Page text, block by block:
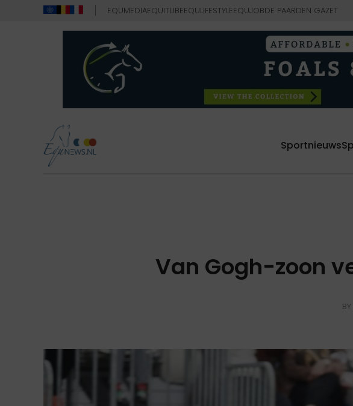
EQUMEDIAEQUITUBEEQULIFESTYLEEQUJOBDE PAARDEN GAZET
Sportnieuws
Van Gogh-zoon
BY